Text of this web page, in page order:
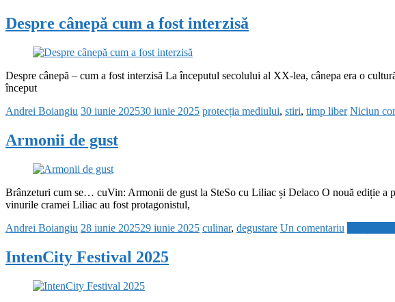
Despre cânepă cum a fost interzisă
Despre cânepă – cum a fost interzisă La începutul secolului al XX‑lea, cânepa era o
început
Andrei Boiangiu 30 iunie 202530 iunie 2025 protecția mediului, stiri, timp liber Niciun
Armonii de gust
Brânzeturi cum se… cuVin: Armonii de gust la SteSo cu Liliac și Delaco O nouă ediție a
vinurile cramei Liliac au fost protagonistul,
Andrei Boiangiu 28 iunie 202529 iunie 2025 culinar, degustare Un comentariu
IntenCity Festival 2025